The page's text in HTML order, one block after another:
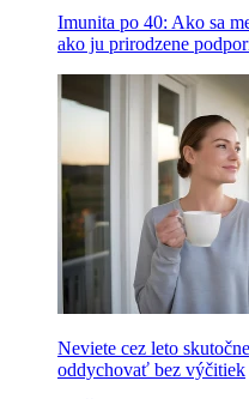
Imunita po 40: Ako sa
ako ju prirodzene
Neviete cez leto
oddychovať bez výčitiek